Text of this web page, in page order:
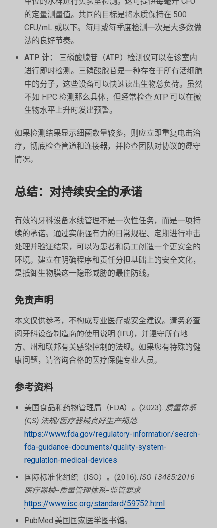
的定量测量值。共同的目标是将水质保持在 500
CFU/mL 或以下。每月或每季度检测一次是大多数做
法的良好节奏。
ATP 计：
三磷酸腺苷（ATP）检测仪可以在诊室内
进行即时检测。三磷酸腺苷是一种存在于所有活细胞
中的分子，这些设备可以快速读出生物总负荷。虽然
不如 HPC 检测那么具体，但经常检查 ATP 可以在微
生物水平上升时发出预警。
如果检测结果显示细菌数量较多，则应立即重复电击治
疗，彻底检查管道和连接器，并检查团队对协议的遵守
情况。
总结：对持续安全的承诺
有效的牙科设备水线管理不是一次性任务，而是一项持
续的承诺。通过实施强有力的日常规程、定期进行冲击
处理并验证结果，可以为患者和员工创造一个更安全的
环境。建立在明确程序和责任分担基础上的安全文化，
是抵御生物膜这一隐形威胁的最佳防线。
免责声明
本文仅供参考，不构成专业医疗或安全建议。请务必查
阅牙科设备制造商的使用说明 (IFU)，并遵守所有地
方、州和联邦有关感染控制的法规。如果您有特殊的健
康问题，请咨询合格的医疗保健专业人员。
参考资料
美国食品和药物管理局（FDA）。(2023). 质量体系
(QS) 法规/医疗器械良好生产规范.
https://www.fda.gov/regulatory-information/search-
fda-guidance-documents/quality-system-
regulation-medical-devices
国际标准化组织（ISO）。(2016). ISO 13485:2016
医疗器械--质量管理体系--监管要求.
https://www.iso.org/standard/59752.html
PubMed.美国国家医学图书馆。